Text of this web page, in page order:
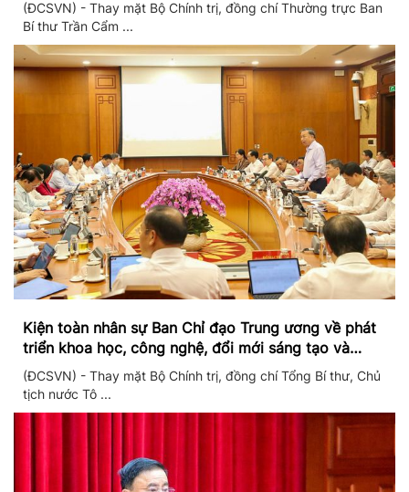
(ĐCSVN) - Thay mặt Bộ Chính trị, đồng chí Thường trực Ban
Bí thư Trần Cẩm ...
Kiện toàn nhân sự Ban Chỉ đạo Trung ương về phát
triển khoa học, công nghệ, đổi mới sáng tạo và
chuyển đổi số
(ĐCSVN) - Thay mặt Bộ Chính trị, đồng chí Tổng Bí thư, Chủ
tịch nước Tô ...